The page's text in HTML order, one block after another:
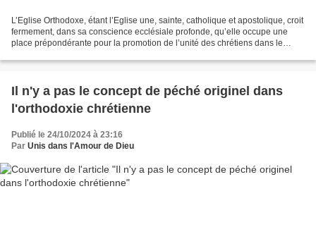
L’Eglise Orthodoxe, étant l’Eglise une, sainte, catholique et apostolique, croit
fermement, dans sa conscience ecclésiale profonde, qu’elle occupe une
place prépondérante pour la promotion de l’unité des chrétiens dans le
Il n'y a pas le concept de péché originel dans
l'orthodoxie chrétienne
Publié le 24/10/2024 à 23:16
Par Unis dans l'Amour de Dieu